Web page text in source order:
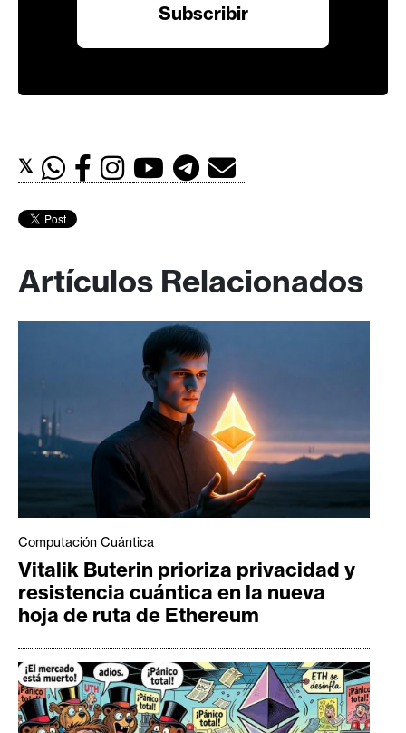
𝕏
Artículos Relacionados
Computación Cuántica
Vitalik Buterin prioriza privacidad y
resistencia cuántica en la nueva
hoja de ruta de Ethereum